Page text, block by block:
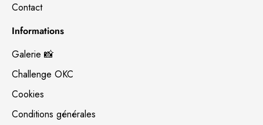
Contact
Informations
Galerie 📸
Challenge OKC
Cookies
Conditions générales